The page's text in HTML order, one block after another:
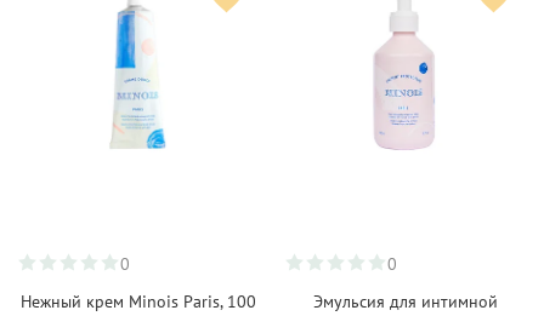
0
Нежный крем Minois Paris, 100
0
Эмульсия для интимной